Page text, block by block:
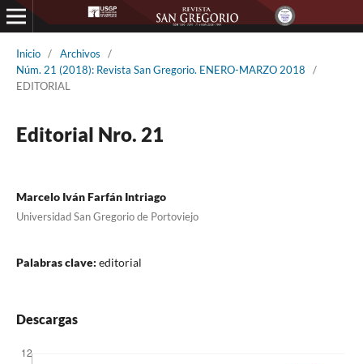
Inicio / Archivos
/
Núm. 21 (2018): Revista San Gregorio. ENERO-MARZO 2018
/
EDITORIAL
Editorial Nro. 21
Marcelo Iván Farfán Intriago
Universidad San Gregorio de Portoviejo
Palabras clave: editorial
Descargas